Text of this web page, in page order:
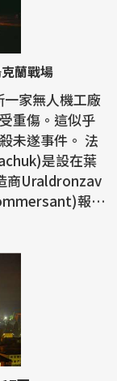
蘭戰場
家無人機工廠
重傷。這似乎
遂事件。 法
是設在葉
商Uraldronzav